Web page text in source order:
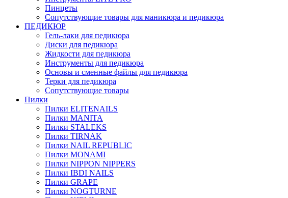
Пинцеты
Сопутствующие товары для маникюра и педикюра
ПЕДИКЮР
Гель-лаки для педикюра
Диски для педикюра
Жидкости для педикюра
Инструменты для педикюра
Основы и сменные файлы для педикюра
Терки для педикюра
Сопутствующие товары
Пилки
Пилки ELITENAILS
Пилки MANITA
Пилки STALEKS
Пилки TIRNAK
Пилки NAIL REPUBLIC
Пилки MONAMI
Пилки NIPPON NIPPERS
Пилки IBDI NAILS
Пилки GRAPE
Пилки NOGTURNE